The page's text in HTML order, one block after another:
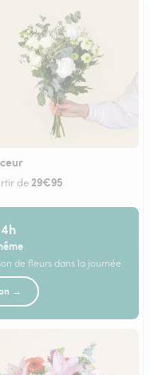
de29€95
de fleurs dans la journée
→